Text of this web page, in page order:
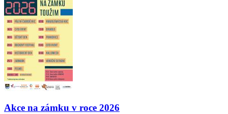
Akce na zámku v roce 2026